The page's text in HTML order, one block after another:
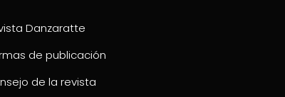
Danzaratte
de publicación
de la revista